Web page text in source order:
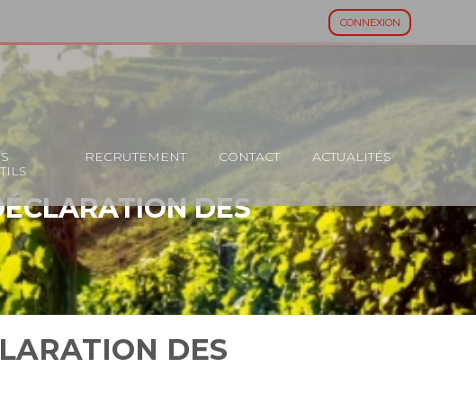
CONNEXION
RECRUTEMENT CONTACT ACTUALITÉS
DES
DES